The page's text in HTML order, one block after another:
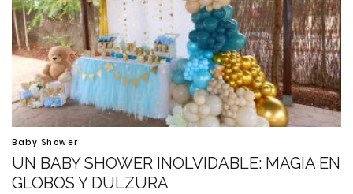
Baby Shower
UN BABY SHOWER INOLVIDABLE: MAGIA EN
GLOBOS Y DULZURA